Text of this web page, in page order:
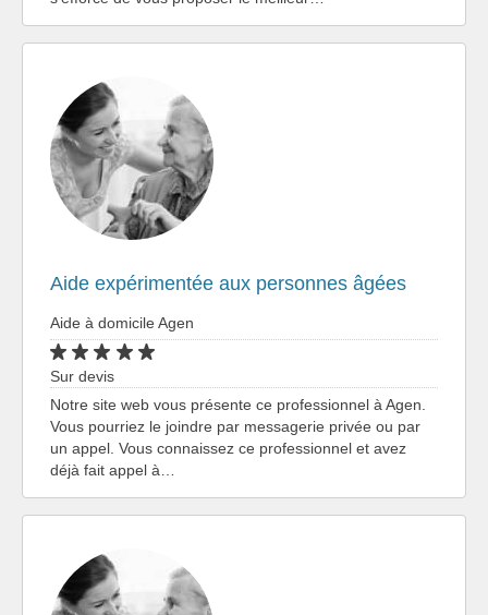
Aide expérimentée aux personnes âgées
Aide à domicile Agen
Sur devis
Notre site web vous présente ce professionnel à Agen.
Vous pourriez le joindre par messagerie privée ou par
un appel. Vous connaissez ce professionnel et avez
déjà fait appel à…